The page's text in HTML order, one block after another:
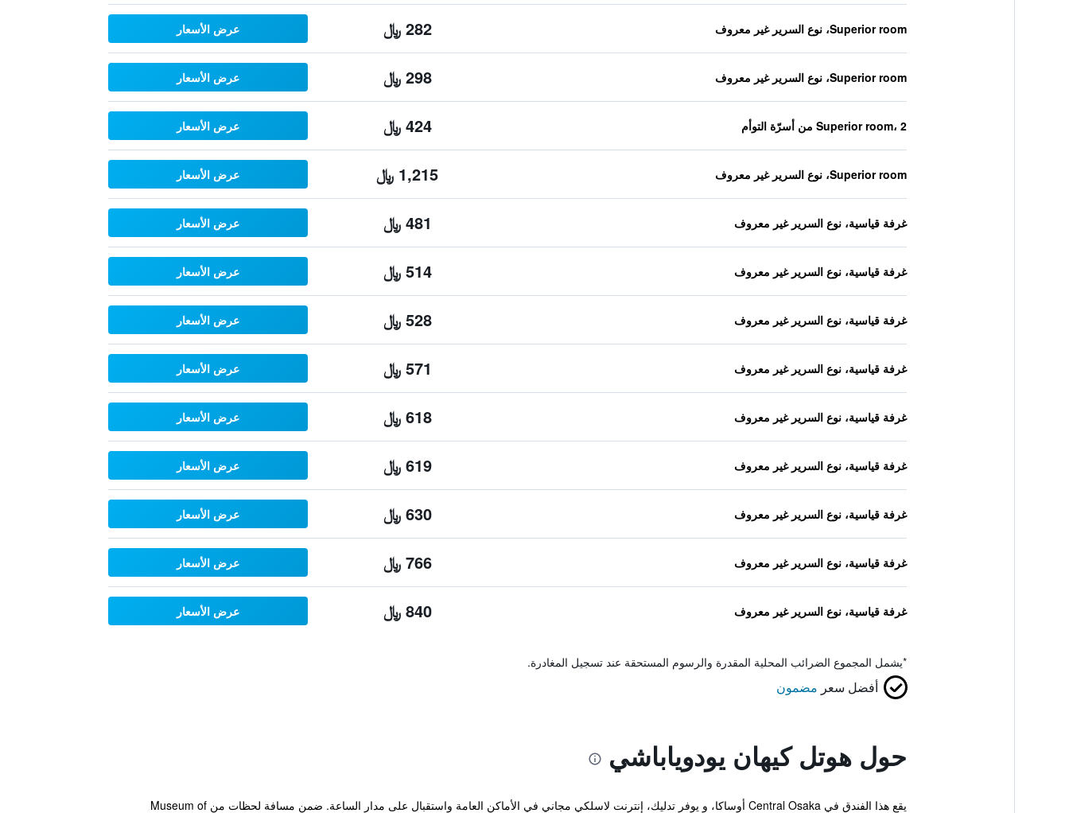
Superior room، نوع السرير غير معروف 282 ﷼ عرض الأسعار
Superior room، نوع السرير غير معروف 298 ﷼ عرض الأسعار
Superior room، 2 من أسرّة التوأم 424 ﷼ عرض الأسعار
Superior room، نوع السرير غير معروف 1,215 ﷼ عرض الأسعار
غرفة قياسية، نوع السرير غير معروف 481 ﷼ عرض الأسعار
غرفة قياسية، نوع السرير غير معروف 514 ﷼ عرض الأسعار
غرفة قياسية، نوع السرير غير معروف 528 ﷼ عرض الأسعار
غرفة قياسية، نوع السرير غير معروف 571 ﷼ عرض الأسعار
غرفة قياسية، نوع السرير غير معروف 618 ﷼ عرض الأسعار
غرفة قياسية، نوع السرير غير معروف 619 ﷼ عرض الأسعار
غرفة قياسية، نوع السرير غير معروف 630 ﷼ عرض الأسعار
غرفة قياسية، نوع السرير غير معروف 766 ﷼ عرض الأسعار
غرفة قياسية، نوع السرير غير معروف 840 ﷼ عرض الأسعار
*يشمل المجموع الضرائب المحلية المقدرة والرسوم المستحقة عند تسجيل المغادرة.
أفضل سعر مضمون
حول هوتل كيهان يودوياباشي
يقع هذا الفندق في Central Osaka أوساكا، و يوفر تدليك، إنترنت لاسلكي مجاني في الأماكن العامة واستقبال على مدار الساعة. ضمن مسافة لحظات من Museum of